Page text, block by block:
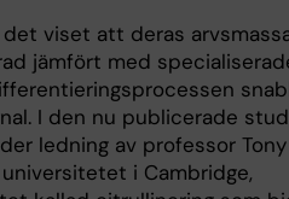
viset att deras
jämfört med
I den nu publicerade
ledning av professor Tony
i Cambridge,